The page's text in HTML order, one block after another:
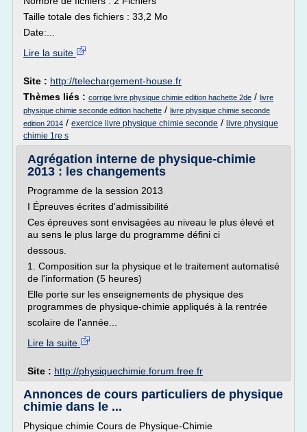
Taille totale des fichiers : 33,2 Mo
Date:...
Lire la suite
Site : http://telechargement-house.fr
Thèmes liés : corrige livre physique chimie edition hachette 2de / livre
physique chimie seconde edition hachette / livre physique chimie seconde
edition 2014 / exercice livre physique chimie seconde / livre physique
chimie 1re s
Agrégation interne de physique-chimie
2013 : les changements
Programme de la session 2013
I Épreuves écrites d'admissibilité
Ces épreuves sont envisagées au niveau le plus élevé et
au sens le plus large du programme défini ci­
dessous.
1. Composition sur la physique et le traitement automatisé
de l'information (5 heures)
Elle porte sur les enseignements de physique des
programmes de physique-chimie appliqués à la rentrée
scolaire de l'année...
Lire la suite
Site : http://physiquechimie.forum.free.fr
Annonces de cours particuliers de physique
chimie dans le ...
Physique chimie Cours de Physique-Chimie